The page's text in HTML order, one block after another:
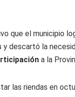
que el municipio
y descartó la
a la
las riendas en